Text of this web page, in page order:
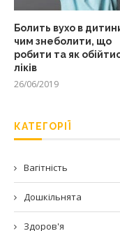
Болить вухо в
чим знеболити, що
робити та як
ліків
26/06/2019
КАТЕГОРІЇ
Вагітність
Дошкільнята
Здоров'я